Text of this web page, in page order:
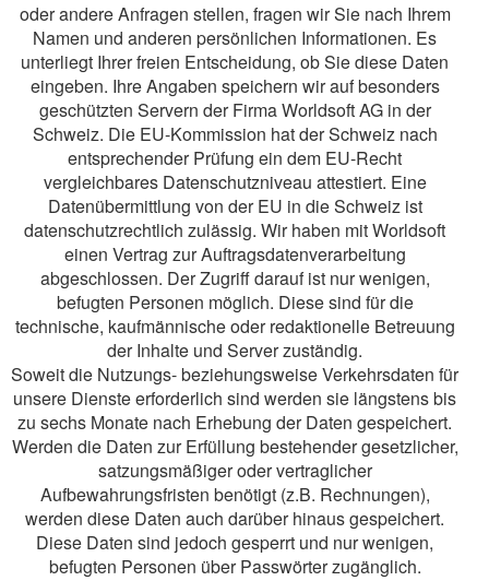
oder andere Anfragen stellen, fragen wir Sie nach Ihrem
Namen und anderen persönlichen Informationen. Es
unterliegt Ihrer freien Entscheidung, ob Sie diese Daten
eingeben. Ihre Angaben speichern wir auf besonders
geschützten Servern der Firma Worldsoft AG in der
Schweiz. Die EU-Kommission hat der Schweiz nach
entsprechender Prüfung ein dem EU-Recht
vergleichbares Datenschutzniveau attestiert. Eine
Datenübermittlung von der EU in die Schweiz ist
datenschutzrechtlich zulässig. Wir haben mit Worldsoft
einen Vertrag zur Auftragsdatenverarbeitung
abgeschlossen. Der Zugriff darauf ist nur wenigen,
befugten Personen möglich. Diese sind für die
technische, kaufmännische oder redaktionelle Betreuung
der Inhalte und Server zuständig.
Soweit die Nutzungs- beziehungsweise Verkehrsdaten für
unsere Dienste erforderlich sind werden sie längstens bis
zu sechs Monate nach Erhebung der Daten gespeichert.
Werden die Daten zur Erfüllung bestehender gesetzlicher,
satzungsmäßiger oder vertraglicher
Aufbewahrungsfristen benötigt (z.B. Rechnungen),
werden diese Daten auch darüber hinaus gespeichert.
Diese Daten sind jedoch gesperrt und nur wenigen,
befugten Personen über Passwörter zugänglich.